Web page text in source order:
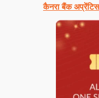
कैनरा बैंक